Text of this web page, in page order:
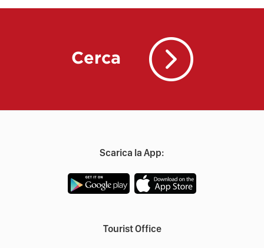
Cerca
Scarica la App:
Tourist Office